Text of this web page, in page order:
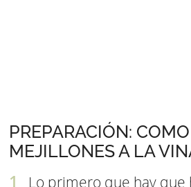
PREPARACIÓN:
MEJILLONES A LA
Lo primero que hay